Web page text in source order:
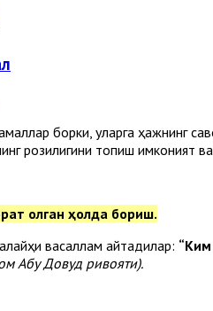
борки, уларга ҳажнинг
розилигини топиш имконият
олган ҳолда бориш.
васаллам айтадилар:
Абу Довуд ривояти).